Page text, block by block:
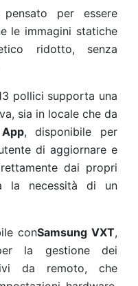
per essere
le immagini statiche
ridotto, senza
pollici supporta una
sia in locale che da
, disponibile per
di aggiornare e
dai propri
la necessità di un
conSamsung VXT,
la gestione dei
da remoto, che